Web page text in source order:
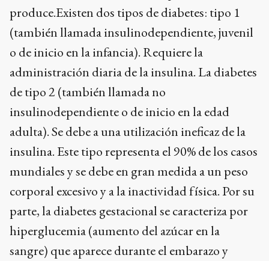
produce.Existen dos tipos de diabetes: tipo 1
(también llamada insulinodependiente, juvenil
o de inicio en la infancia). Requiere la
administración diaria de la insulina. La diabetes
de tipo 2 (también llamada no
insulinodependiente o de inicio en la edad
adulta). Se debe a una utilización ineficaz de la
insulina. Este tipo representa el 90% de los casos
mundiales y se debe en gran medida a un peso
corporal excesivo y a la inactividad física. Por su
parte, la diabetes gestacional se caracteriza por
hiperglucemia (aumento del azúcar en la
sangre) que aparece durante el embarazo y